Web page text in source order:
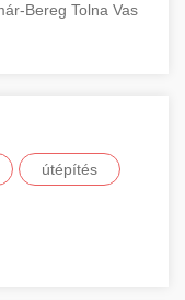
Bereg Tolna Vas
útépítés